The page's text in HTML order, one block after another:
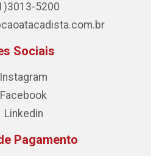
5200
Sociais
Instagram
Facebook
Linkedin
Pagamento